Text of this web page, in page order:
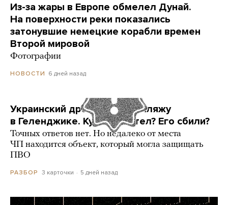
Из-за жары в Европе обмелел Дунай.
На поверхности реки показались
затонувшие немецкие корабли времен
Второй мировой
Фотографии
НОВОСТИ 6 дней назад
Украинский дрон попал по пляжу
в Геленджике. Куда он летел? Его сбили?
Точных ответов нет. Но недалеко от места
ЧП находится объект, который могла защищать
ПВО
РАЗБОР 3 карточки 5 дней назад